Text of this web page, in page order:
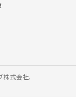
株式会社.